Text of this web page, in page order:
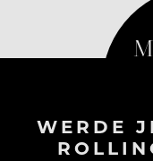
WERDE